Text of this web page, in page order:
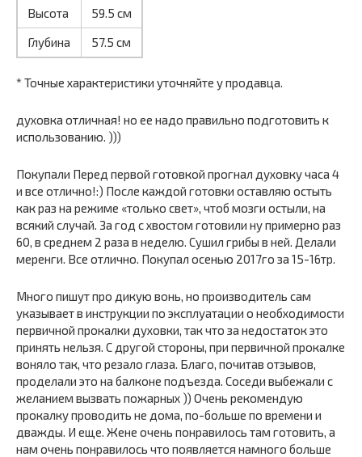
Высота
59.5 см
Глубина
57.5 см
* Точные характеристики уточняйте у продавца.
духовка отличная! но ее надо правильно подготовить к
использованию. )))
Покупали Перед первой готовкой прогнал духовку часа 4
и все отлично!:) После каждой готовки оставляю остыть
как раз на режиме «только свет», чтоб мозги остыли, на
всякий случай. За год с хвостом готовили ну примерно раз
60, в среднем 2 раза в неделю. Сушил грибы в ней. Делали
меренги. Все отлично. Покупал осенью 2017го за 15-16тр.
Много пишут про дикую вонь, но производитель сам
указывает в инструкции по эксплуатации о необходимости
первичной прокалки духовки, так что за недостаток это
принять нельзя. С другой стороны, при первичной прокалке
воняло так, что резало глаза. Благо, почитав отзывов,
проделали это на балконе подъезда. Соседи выбежали с
желанием вызвать пожарных )) Очень рекомендую
прокалку проводить не дома, по-больше по времени и
дважды. И еще. Жене очень понравилось там готовить, а
нам очень понравилось что появляется намного больше